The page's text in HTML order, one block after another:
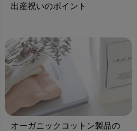
出産祝いのポイント
オーガニックコットン製品の